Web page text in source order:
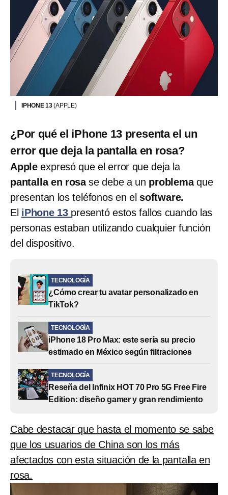
IPHONE 13(APPLE)
¿Por qué el iPhone 13 presenta el un
error que deja la pantalla en rosa?
Apple expresó que el error que deja la
pantalla en rosase debe a un problemaque
presentan los teléfonos en el software.
El iPhone 13 presentó estos fallos cuando las
personas estaban utilizando cualquier función
del dispositivo.
TECNOLOGÍA
¿Cómo crear tu avatar personalizado en
TikTok?
TECNOLOGÍA
iPhone 18 Pro Max: este sería su precio
estimado en México según filtraciones
TECNOLOGÍA
Reseña del Infinix HOT 70 Pro 5G Free Fire
Edition: diseño gamer y gran rendimiento
Cabe destacar que hasta el momento se sabe
que los usuarios de China son los más
afectados con esta situación de la pantalla en
rosa.